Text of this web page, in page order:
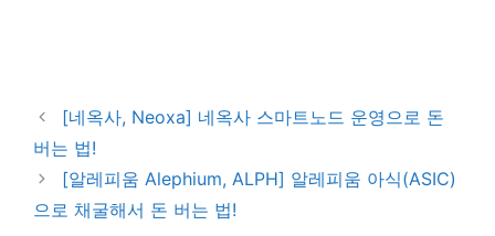
[네옥사, Neoxa] 네옥사 스마트노드 운영으로 돈
버는 법!
[알레피움 Alephium, ALPH] 알레피움 아식(ASIC)
으로 채굴해서 돈 버는 법!